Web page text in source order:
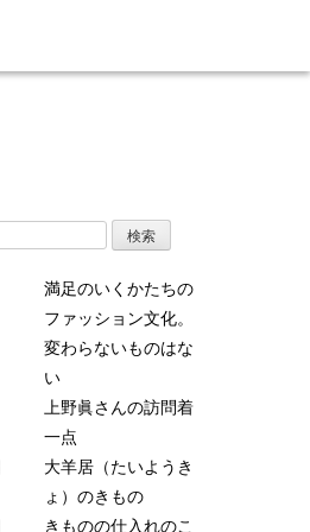
満足のいくかたちの
ファッション文化。
変わらないものはな
い
上野眞さんの訪問着
一点
大羊居（たいようき
ょ）のきもの
きものの仕入れのこ